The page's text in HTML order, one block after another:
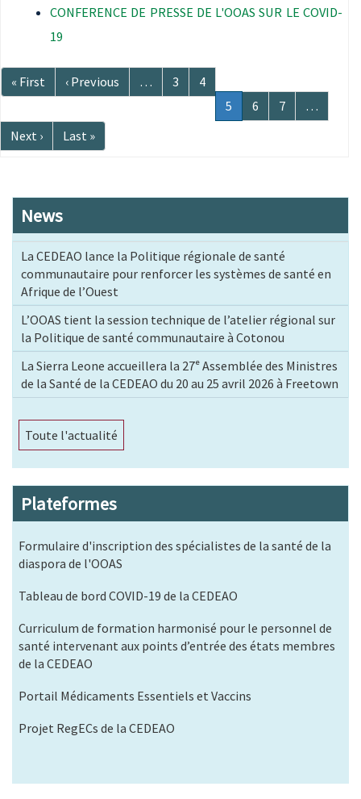
CONFERENCE DE PRESSE DE L'OOAS SUR LE COVID-
19
Pagination
Première
page
« First
Page
précédente
‹ Previous … Page
3 Page
4
Page
courante
5 Page
6 Page
7
…
Page
suivante
Next ›
Dernière
page
Last »
News
La CEDEAO lance la Politique régionale de santé
communautaire pour renforcer les systèmes de santé en
Afrique de l’Ouest
L’OOAS tient la session technique de l’atelier régional sur
la Politique de santé communautaire à Cotonou
La Sierra Leone accueillera la 27ᵉ Assemblée des Ministres
de la Santé de la CEDEAO du 20 au 25 avril 2026 à Freetown
Toute l'actualité
Plateformes
Formulaire d'inscription des spécialistes de la santé de la
diaspora de l'OOAS
Tableau de bord COVID-19 de la CEDEAO
Curriculum de formation harmonisé pour le personnel de
santé intervenant aux points d’entrée des états membres
de la CEDEAO
Portail Médicaments Essentiels et Vaccins
Projet RegECs de la CEDEAO